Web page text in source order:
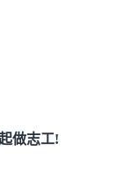
做志工!